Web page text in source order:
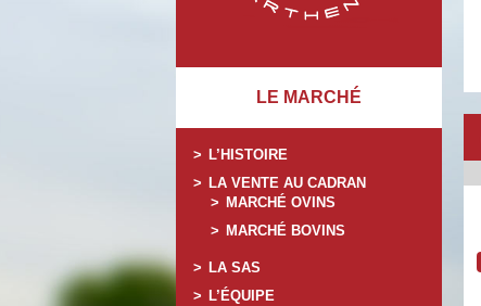
LE MARCHÉ
L’HISTOIRE
LA VENTE AU CADRAN
MARCHÉ OVINS
MARCHÉ BOVINS
LA SAS
L’ÉQUIPE